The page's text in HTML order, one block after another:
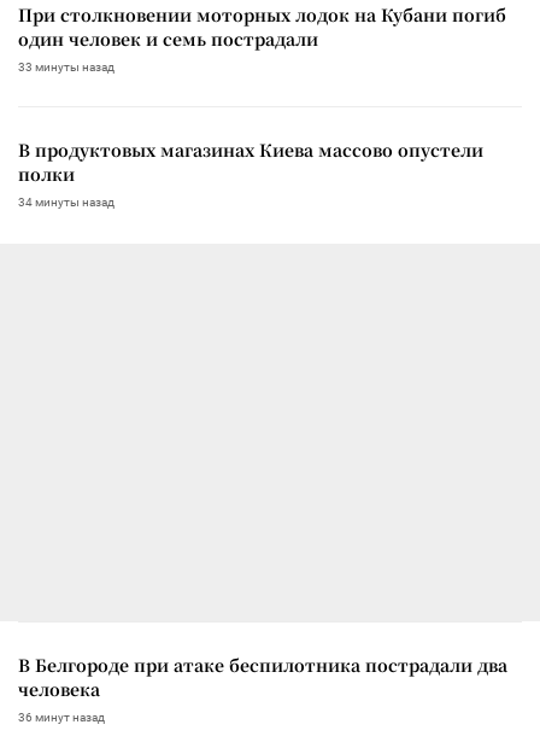
При столкновении моторных лодок на Кубани погиб
один человек и семь пострадали
33 минуты назад
В продуктовых магазинах Киева массово опустели
полки
34 минуты назад
В Белгороде при атаке беспилотника пострадали два
человека
36 минут назад